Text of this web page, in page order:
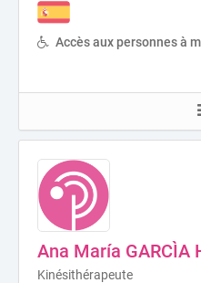
Accès aux personnes à
Ana María GARCÌA
Kinésithérapeute